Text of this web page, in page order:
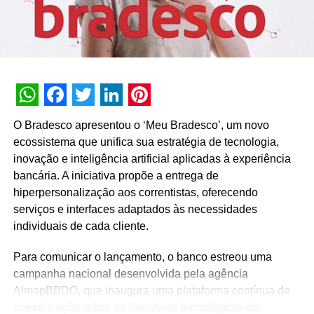
de 10 anos de experiência na área. Junto com sua equipe
já venderam mais de 100 mil em
infoprodutos, lançaram tendências oficiais dentro do
currículo mais de três séries para o Netflix
quiser mais informações sobre o mundo da publicidade e
do marketing acesse:https://adnews.com.br/
TÓPICOS RELACIONADOS:
A SEGUIR
Imaginarium lança coleção “Área de Trabalho –
NÃO PERCA
SYN Kiwi ICE é o novo lançamento da Arbor
Brasil
WhatsApp
Facebook
Twitter
LinkedIn
Pinterest
O Bradesco apresentou o ‘Meu Bradesco’, um novo
ecossistema que unifica sua estratégia de tecnologia,
inovação e inteligência artificial aplicadas à experiência
bancária. A iniciativa propõe a entrega de
hiperpersonalização aos correntistas, oferecendo
serviços e interfaces adaptados às necessidades
individuais de cada cliente.
Para comunicar o lançamento, o banco estreou uma
campanha nacional desenvolvida pela agência
AlmapBBDO, que inaugura uma plataforma contínua de